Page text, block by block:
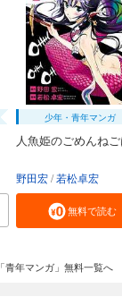
少年・青年マンガ
人魚姫のごめんね
野田宏 若松卓宏
無料で読む
「青年マンガ」無料一覧へ